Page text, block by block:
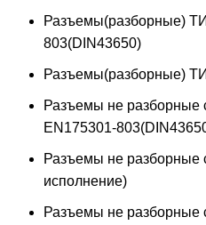
Разъемы(разборные)
803(DIN43650)
Разъемы(разборные)
Разъемы не
EN175301-
Разъемы не разборные
исполнение)
Разъемы не